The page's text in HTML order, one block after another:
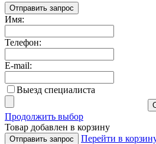
Отправить запрос
Имя:
Телефон:
E-mail:
Выезд специалиста
Продолжить выбор
Товар добавлен в корзину
Отправить запрос
Перейти в